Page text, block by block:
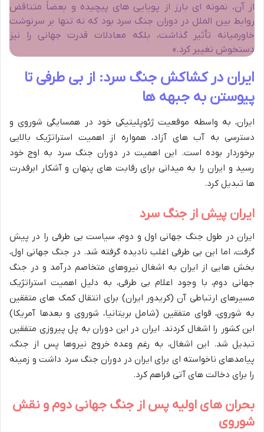
از آن، نمونه ای بارز از پویایی های پیچیده و بعضاً متناقض
روابط بین الملل در دوران جنگ سرد بود که نه تنها بر سرنوشت
خاورمیانه تأثیر گذاشت، بلکه معادلات قدرت جهانی را نیز
دستخوش تغییر کرد.»
ایران در کشاکش جنگ سرد: از بی طرفی تا
پیوستن به جبهه ها
ایران، به واسطه موقعیت ژئوپلیتیکی خود در همسایگی شوروی و
دسترسی به آب های آزاد، همواره از اهمیت استراتژیک بالایی
برخوردار بوده است. این اهمیت در دوران جنگ سرد به اوج خود
رسید و ایران را به میدانی برای رقابت های پنهان و آشکار ابرقدرت
ها تبدیل کرد.
ایران پیش از جنگ سرد
ایران در طول جنگ جهانی اول و دوم، سیاست بی طرفی را در پیش
گرفت، اما این بی طرفی اغلب نادیده گرفته شد. در جنگ جهانی اول،
بخش هایی از ایران به اشغال نیروهای متخاصم درآمد و در جنگ
جهانی دوم، با وجود اعلام بی طرفی، به دلیل اهمیت استراتژیک
مسیرهای ارتباطی آن (کریدور ایران) برای انتقال کمک های متفقین
به شوروی، قوای متفقین (شامل بریتانیا، شوروی و بعدها آمریکا)
این کشور را اشغال کردند. ایران در این دوران به پل پیروزی متفقین
تبدیل شد. این اشغال، به رغم وعده خروج نیروها پس از جنگ،
پیامدهای ناخواسته ای برای ایران در دوران جنگ سرد داشت و زمینه
را برای دخالت های آتی فراهم کرد.
بحران های اولیه پس از جنگ جهانی دوم و نقش
شوروی